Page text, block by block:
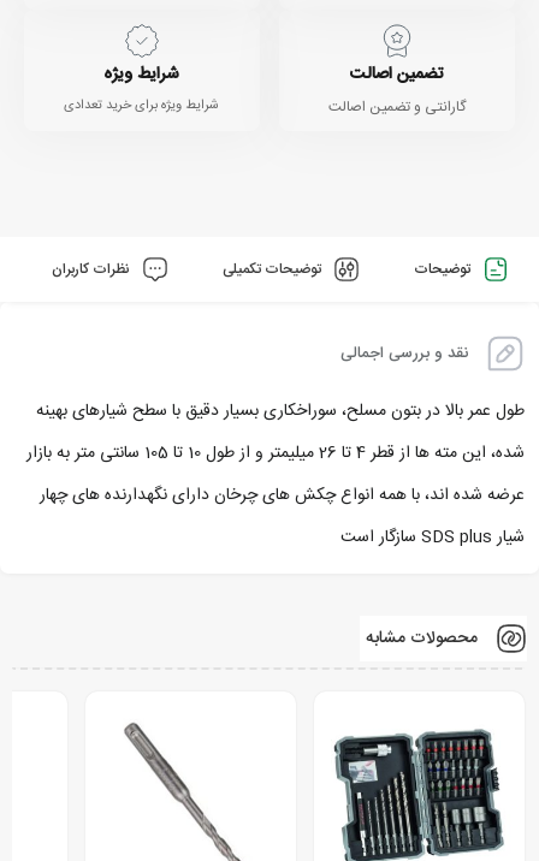
تضمین اصالت
گارانتی و تضمین اصالت
شرایط ویژه
شرایط ویژه برای خرید تعدادی
توضیحات توضیحات تکمیلی نظرات کاربران
نقد و بررسی اجمالی
طول عمر بالا در بتون مسلح، سوراخکاری بسیار دقیق با سطح شیارهای بهینه
شده، این مته ها از قطر 4 تا 26 میلیمتر و از طول 10 تا 105 سانتی متر به بازار
عرضه شده اند، با همه انواع چکش های چرخان دارای نگهدارنده های چهار
شیار SDS plus سازگار است
محصولات مشابه